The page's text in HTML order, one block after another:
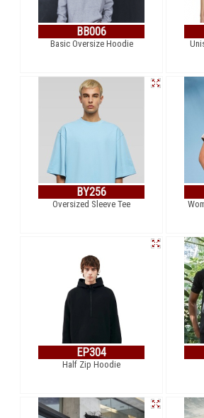
BB006
Basic Oversize Hoodie
BY256
Oversized Sleeve Tee
EP304
Half Zip Hoodie